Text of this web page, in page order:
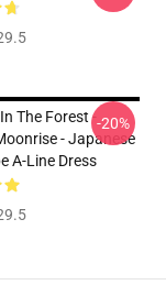
The Forest -
- Japanese
A-Line Dress
-20%